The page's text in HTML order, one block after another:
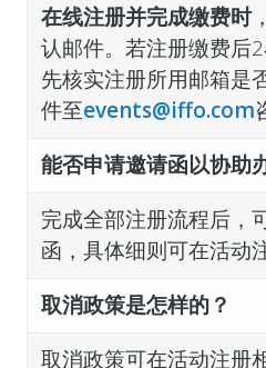
在线注册并完成缴费时
认邮件。若注册缴费后
先核实注册所用邮箱是
件至events@iffo.com
能否申请邀请函以协助
完成全部注册流程后，
函，具体细则可在活动
取消政策是怎样的？
取消政策可在活动注册